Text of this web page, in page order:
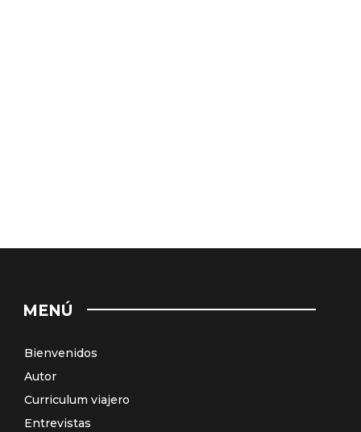
MENÚ
Bienvenidos
Autor
Curriculum viajero
Entrevistas